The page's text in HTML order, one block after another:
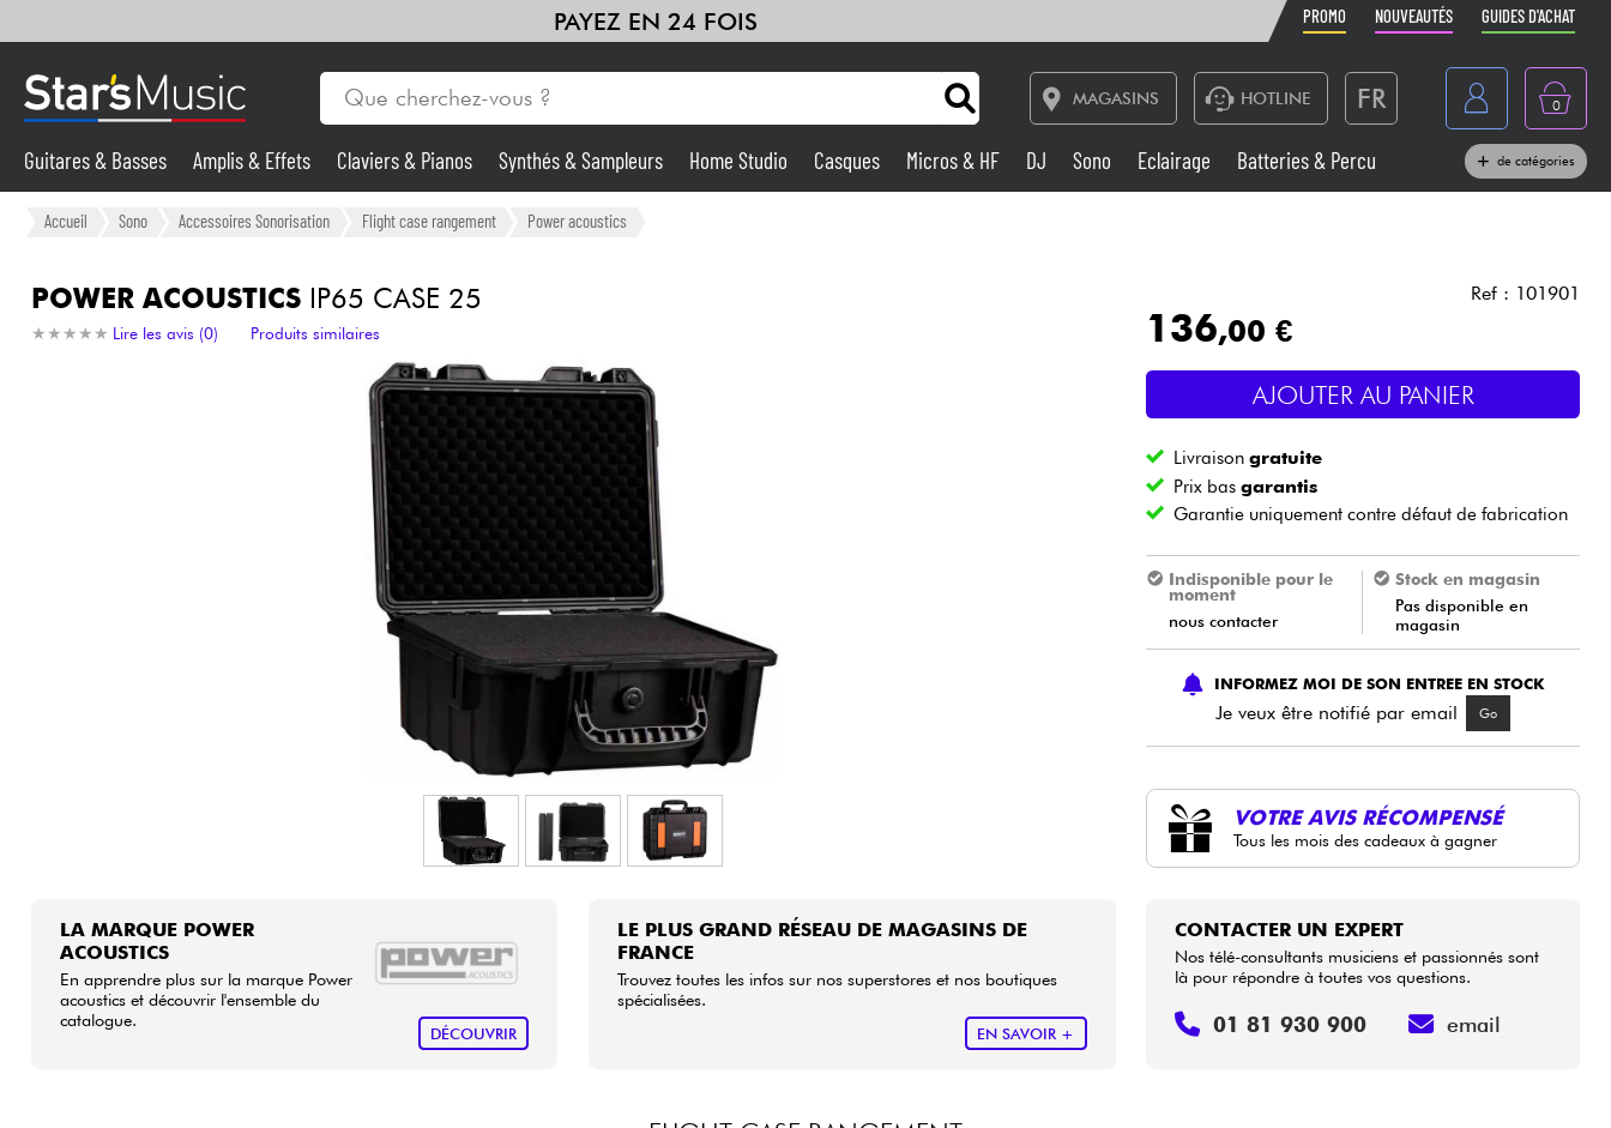
PAYEZ EN 24 FOIS PROMO NOUVEAUTÉS GUIDES D'ACHAT
MAGASINS HOTLINE FR
Belgique
België
Nederland
0
Guitares & Basses
Synthés & Sampleurs
Micros & HF Sono
Batteries & Percu Vents
Eveil Musical Câbles & Access.
Packs
Guitares & Basses Amplis & Effets Claviers & Pianos Synthés & Sampleurs Home Studio Casques Micros & HF DJ Sono Eclairage
Batteries & Percu
de catégories
Accueil Sono Accessoires Sonorisation Flight case rangement Power acoustics
POWER ACOUSTICSIP65 CASE 25
★ ★ ★ ★ ★
★ ★ ★ ★ ★ Lire les avis (0) Produits similaires
Ref : 101901
136,00 €
AJOUTER AU PANIER
Livraisongratuite
Prix basgarantis
Garantie uniquement contre défaut de fabrication
Indisponible pour le
moment
nous contacter
Stock en magasin
Pas disponible en
magasin
INFORMEZ MOI DE SON ENTREE EN STOCK
Je veux être notifié par email Go
VOTRE AVIS RÉCOMPENSÉ
Tous les mois des cadeaux à gagner
LA MARQUE POWER
ACOUSTICS
En apprendre plus sur la marque Power
acoustics et découvrir l'ensemble du
catalogue.
DÉCOUVRIR
LE PLUS GRAND RÉSEAU DE MAGASINS DE
FRANCE
Trouvez toutes les infos sur nos superstores et nos boutiques
spécialisées.
EN SAVOIR +
CONTACTER UN EXPERT
Nos télé-consultants musiciens et passionnés sont
là pour répondre à toutes vos questions.
01 81 930 900 email